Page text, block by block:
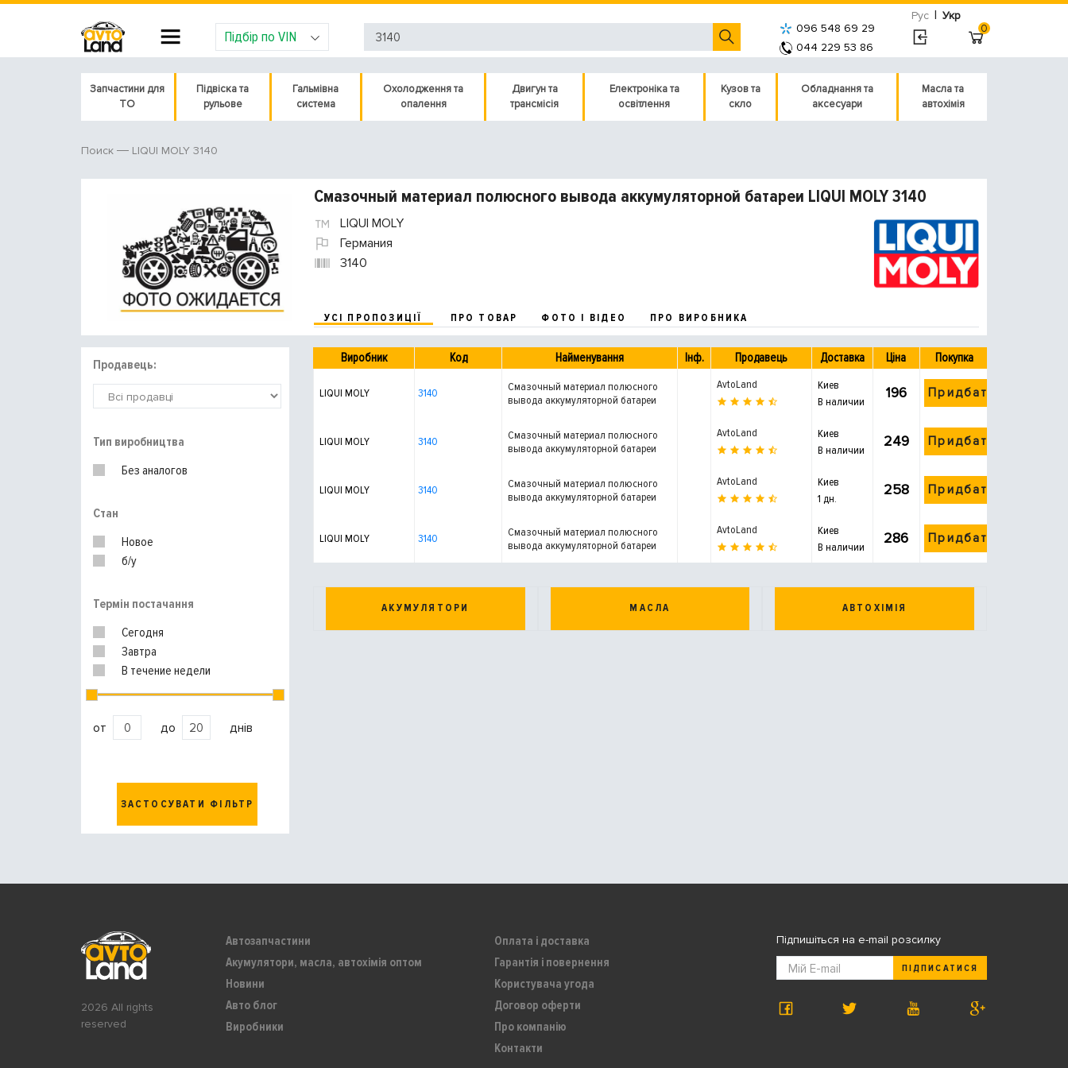
Рус | Укр
Підбір по VIN
096 548 69 29
044 229 53 86
0
Запчастини для
ТО
Підвіска та
рульове
Гальмівна
система
Охолодження та
опалення
Двигун та
трансмісія
Електроніка та
освітлення
Кузов та
скло
Обладнання та
аксесуари
Масла та
автохімія
Поиск LIQUI MOLY 3140
Смазочный материал полюсного вывода аккумуляторной батареи LIQUI MOLY 3140
LIQUI MOLY
Германия
3140
УСІ ПРОПОЗИЦІЇ ПРО ТОВАР ФОТО І ВІДЕО ПРО ВИРОБНИКА
Продавець:
Тип виробництва
Без аналогов
Стан
Новое
б/у
Термін постачання
Сегодня
Завтра
В течение недели
от до днів
ЗАСТОСУВАТИ ФІЛЬТР
Виробник Код Найменування Інф. Продавець Доставка Ціна Покупка
LIQUI MOLY 3140
Смазочный материал полюсного
вывода аккумуляторной батареи
AvtoLand
Киев
В наличии
196 Придбати
LIQUI MOLY 3140
Смазочный материал полюсного
вывода аккумуляторной батареи
AvtoLand
Киев
В наличии
249 Придбати
LIQUI MOLY 3140
Смазочный материал полюсного
вывода аккумуляторной батареи
AvtoLand
Киев
1 дн.
258 Придбати
LIQUI MOLY 3140
Смазочный материал полюсного
вывода аккумуляторной батареи
AvtoLand
Киев
В наличии
286 Придбати
АКУМУЛЯТОРИ МАСЛА АВТОХІМІЯ
2026 All rights
reserved
Автозапчастини
Акумулятори, масла, автохімія оптом
Новини
Авто блог
Виробники
Оплата і доставка
Гарантія і повернення
Користувача угода
Договор оферти
Про компанію
Контакти
Підпишіться на e-mail розсилку
ПІДПИСАТИСЯ